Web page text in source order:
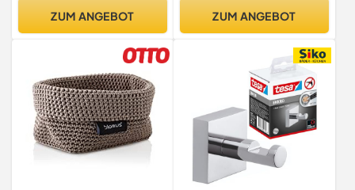
Deckel und Tretfunktion,
Dunkelgrün matt, Mod.
ZUM ANGEBOT
langlebige Shampoo
ZUM ANGEBOT